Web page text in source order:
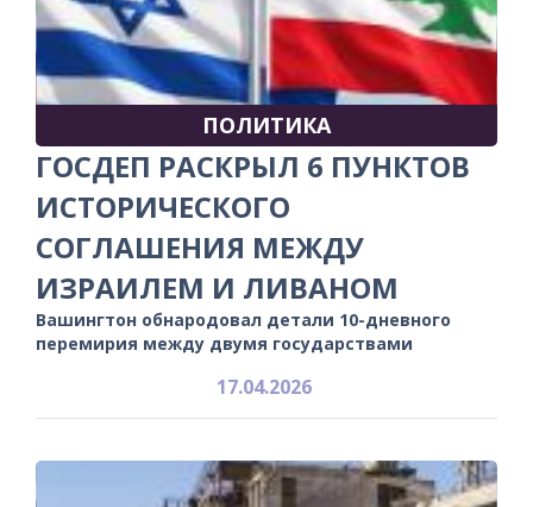
ПОЛИТИКА
ГОСДЕП РАСКРЫЛ 6 ПУНКТОВ
ИСТОРИЧЕСКОГО
СОГЛАШЕНИЯ МЕЖДУ
ИЗРАИЛЕМ И ЛИВАНОМ
Вашингтон обнародовал детали 10-дневного
перемирия между двумя государствами
17.04.2026